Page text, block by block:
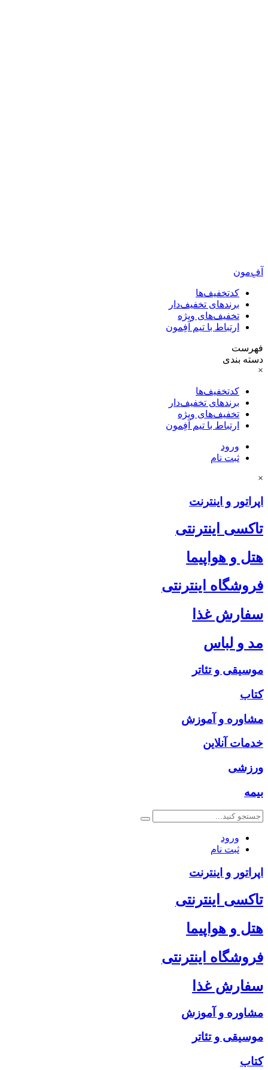
آفِ‌مون
کدتخفیف‌ها
برندهای تخفیف‌دار
تخفیف‌های ویژه
ارتباط با تیم آفِمون
فهرست
دسته بندی
×
کدتخفیف‌ها
برندهای تخفیف‌دار
تخفیف‌های ویژه
ارتباط با تیم آفِمون
ورود
ثبت نام
×
اپراتور و اینترنت
تاکسی اینترنتی
هتل و هواپیما
فروشگاه اینترنتی
سفارش غذا
مد و لباس
موسیقی و تئاتر
کتاب
مشاوره و آموزش
خدمات آنلاین
ورزشی
بیمه
ورود
ثبت نام
اپراتور و اینترنت
تاکسی اینترنتی
هتل و هواپیما
فروشگاه اینترنتی
سفارش غذا
مشاوره و آموزش
موسیقی و تئاتر
کتاب